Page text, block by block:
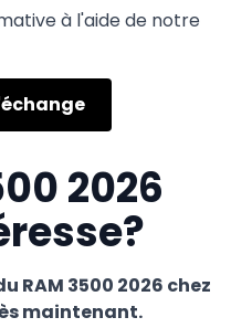
à l'aide de notre
2026
RAM 3500 2026 chez
maintenant.